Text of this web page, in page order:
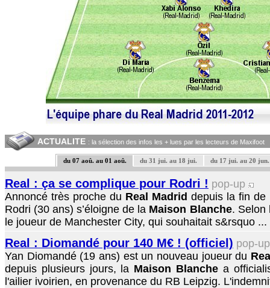
ACTUALITE : la sélection des infos les + lues par les lecteurs de Maxifoot
du 07 aoû. au 01 aoû. du 31 jui. au 18 jui. du 17 jui. au 20 jun.
Real : ça se complique pour Rodri ! pop-up
Annoncé très proche du Real Madrid depuis la fin de
Rodri (30 ans) s’éloigne de la Maison Blanche. Selon
le joueur de Manchester City, qui souhaitait s&rsquo ...
Real : Diomandé pour 140 M€ ! (officiel) pop-
Yan Diomandé (19 ans) est un nouveau joueur du
depuis plusieurs jours, la Maison Blanche a
l'ailier ivoirien, en provenance du RB Leipzig.